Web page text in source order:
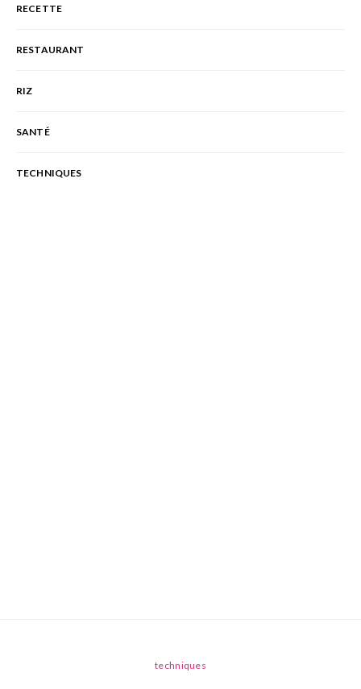
RECETTE
RESTAURANT
RIZ
SANTÉ
TECHNIQUES
techniques